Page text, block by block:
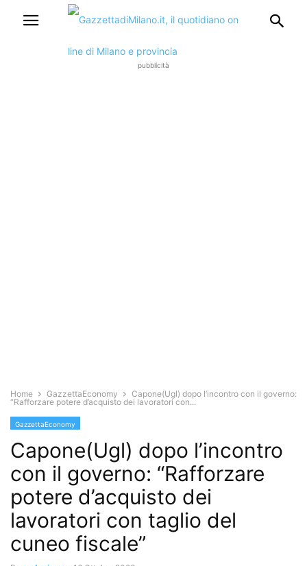
pubblicità
Home GazzettaEconomy
Capone(Ugl) dopo l’incontro con il governo:
“Rafforzare potere d’acquisto dei lavoratori con...
GazzettaEconomy
Capone(Ugl) dopo l’incontro
con il governo: “Rafforzare
potere d’acquisto dei
lavoratori con taglio del
cuneo fiscale”